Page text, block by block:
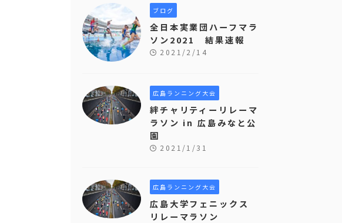
ブログ
全日本実業団ハーフマラ
ソン2021 結果速報
2021/2/14
広島ランニング大会
絆チャリティーリレーマ
ラソン in 広島みなと公
園
2021/1/31
広島ランニング大会
広島大学フェニックス
リレーマラソン